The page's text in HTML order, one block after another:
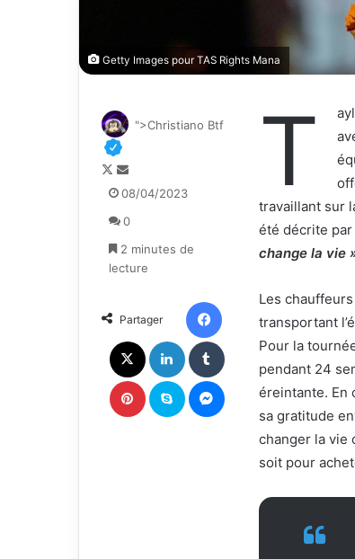
Getty Images pour TAS Rights Mana
T
travaillant sur
été décrite par
change la vie
Les
transportant
Pour la
pendant 24
éreintante. En
sa gratitude
changer la vie
soit pour
">Christiano Btf
F
o
l
o
w
X
n
o
y
e
n
c
o
u
r
r
08/04/2023
0
2 minutes de
lecture
Partager